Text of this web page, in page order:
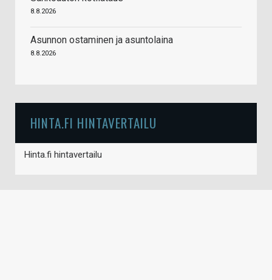
8.8.2026
Asunnon ostaminen ja asuntolaina
8.8.2026
HINTA.FI HINTAVERTAILU
Hinta.fi hintavertailu